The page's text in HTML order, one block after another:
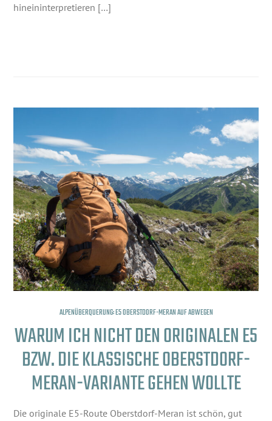
hineininterpretieren […]
ALPENÜBERQUERUNG: E5 OBERSTDORF-MERAN AUF ABWEGEN
WARUM ICH NICHT DEN ORIGINALEN E5
BZW. DIE KLASSISCHE OBERSTDORF-
MERAN-VARIANTE GEHEN WOLLTE
Die originale E5-Route Oberstdorf-Meran ist schön, gut